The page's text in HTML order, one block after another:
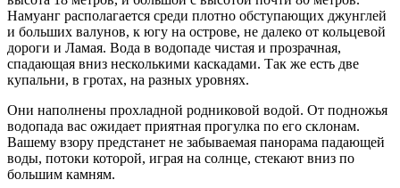
Намуанг располагается среди плотно обступающих джунглей
и больших валунов, к югу на острове, не далеко от кольцевой
дороги и Ламая. Вода в водопаде чистая и прозрачная,
спадающая вниз несколькими каскадами. Так же есть две
купальни, в гротах, на разных уровнях.
Они наполнены прохладной родниковой водой. От подножья
водопада вас ожидает приятная прогулка по его склонам.
Вашему взору предстанет не забываемая панорама падающей
воды, потоки которой, играя на солнце, стекают вниз по
большим камням.